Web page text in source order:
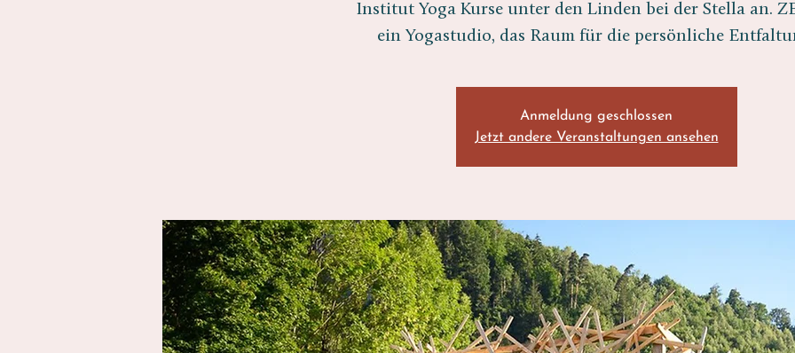
Institut Yoga Kurse unter den Linden bei der Stella an.
ein Yogastudio, das Raum für die persönliche
Anmeldung geschlossen
Jetzt andere Veranstaltungen ansehen